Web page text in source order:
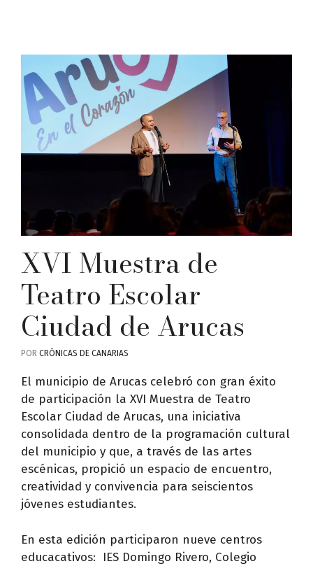
XVI Muestra de
Teatro Escolar
Ciudad de Arucas
POR CRÓNICAS DE CANARIAS
El municipio de Arucas celebró con gran éxito
de participación la XVI Muestra de Teatro
Escolar Ciudad de Arucas, una iniciativa
consolidada dentro de la programación cultural
del municipio y que, a través de las artes
escénicas, propició un espacio de encuentro,
creatividad y convivencia para seiscientos
jóvenes estudiantes.
En esta edición participaron nueve centros
educacativos: IES Domingo Rivero, Colegio